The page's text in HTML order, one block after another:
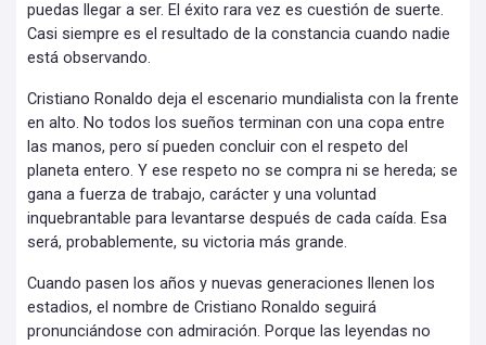
puedas llegar a ser. El éxito rara vez es cuestión de suerte.
Casi siempre es el resultado de la constancia cuando nadie
está observando.
Cristiano Ronaldo deja el escenario mundialista con la frente
en alto. No todos los sueños terminan con una copa entre
las manos, pero sí pueden concluir con el respeto del
planeta entero. Y ese respeto no se compra ni se hereda; se
gana a fuerza de trabajo, carácter y una voluntad
inquebrantable para levantarse después de cada caída. Esa
será, probablemente, su victoria más grande.
Cuando pasen los años y nuevas generaciones llenen los
estadios, el nombre de Cristiano Ronaldo seguirá
pronunciándose con admiración. Porque las leyendas no